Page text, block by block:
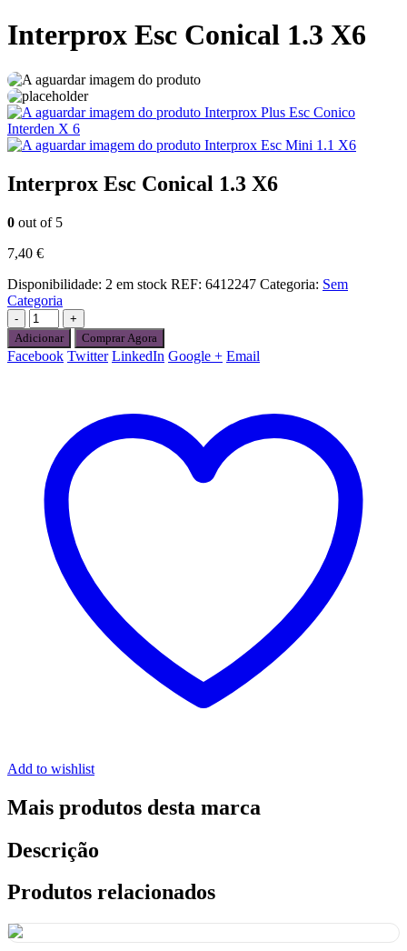
Interprox Esc Conical 1.3 X6
Interprox Plus Esc Conico
Interden X 6
Interprox Esc Mini 1.1 X6
Interprox Esc Conical 1.3 X6
0 out of 5
7,40 €
Disponibilidade: 2 em stock REF: 6412247 Categoria: Sem
Categoria
-
+
Adicionar
Comprar Agora
Facebook Twitter LinkedIn Google + Email
Add to wishlist
Mais produtos desta marca
Descrição
Produtos relacionados